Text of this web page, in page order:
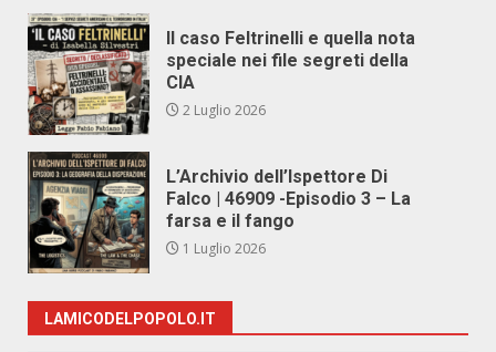
Il caso Feltrinelli e quella nota
speciale nei file segreti della
CIA
2 Luglio 2026
L’Archivio dell’Ispettore Di
Falco | 46909 -Episodio 3 – La
farsa e il fango
1 Luglio 2026
LAMICODELPOPOLO.IT